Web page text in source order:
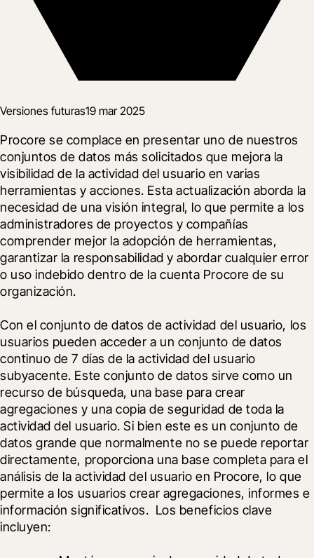
Versiones futuras19 mar 2025
Procore se complace en presentar uno de nuestros
conjuntos de datos más solicitados que mejora la
visibilidad de la actividad del usuario en varias
herramientas y acciones. Esta actualización aborda la
necesidad de una visión integral, lo que permite a los
administradores de proyectos y compañías
comprender mejor la adopción de herramientas,
garantizar la responsabilidad y abordar cualquier error
o uso indebido dentro de la cuenta Procore de su
organización.
Con el conjunto de datos de actividad del usuario, los
usuarios pueden acceder a un conjunto de datos
continuo de 7 días de la actividad del usuario
subyacente. Este conjunto de datos sirve como un
recurso de búsqueda, una base para crear
agregaciones y una copia de seguridad de toda la
actividad del usuario. Si bien este es un conjunto de
datos grande que normalmente no se puede reportar
directamente, proporciona una base completa para el
análisis de la actividad del usuario en Procore, lo que
permite a los usuarios crear agregaciones, informes e
información significativos.  Los beneficios clave
incluyen: